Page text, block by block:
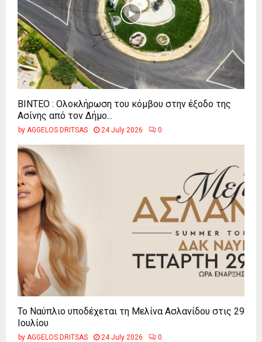
ΒΙΝΤΕΟ : Ολοκλήρωση του κόμβου στην έξοδο της
Ασίνης από τον Δήμο...
by AGGELOS DRITSAS 24 July 2026 0
Το Ναύπλιο υποδέχεται τη Μελίνα Ασλανίδου στις 29
Ιουλίου
by AGGELOS DRITSAS 24 July 2026 0